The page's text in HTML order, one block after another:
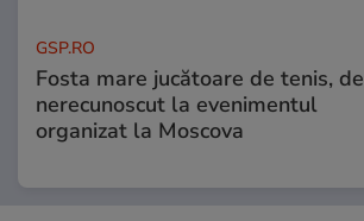
GSP.RO
Fosta mare jucătoare de tenis, de
nerecunoscut la evenimentul
organizat la Moscova